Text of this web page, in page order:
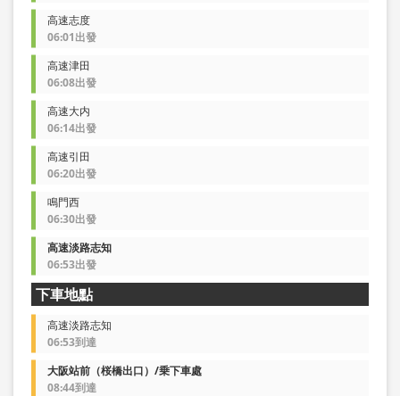
高速志度
06:01出發
高速津田
06:08出發
高速大内
06:14出發
高速引田
06:20出發
鳴門西
06:30出發
高速淡路志知
06:53出發
下車地點
高速淡路志知
06:53到達
大阪站前（桜橋出口）/乗下車處
08:44到達